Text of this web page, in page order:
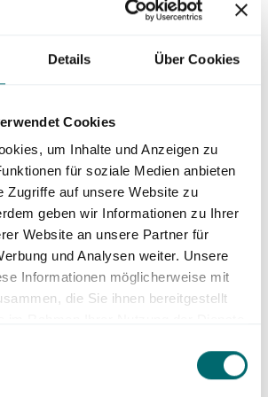
Details Über Cookies
Cookies
um Inhalte und Anzeigen zu
für soziale Medien anbieten
Zugriffe auf unsere Website zu
geben wir Informationen zu Ihrer
Website an unsere Partner für
und Analysen weiter. Unsere
Informationen möglicherweise mit
die Sie ihnen bereitgestellt
who may receive and
en bonne santé. Les animaux étant
d'hygiène supplémentaires. Il est
de contrôler régulièrement les
afin de prévenir les infections.
santé courants d'un
quelques risques pour la santé qu'il
L'une des maladies les plus